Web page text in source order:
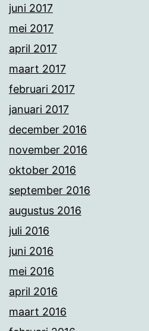
juni 2017
mei 2017
april 2017
maart 2017
februari 2017
januari 2017
december 2016
november 2016
oktober 2016
september 2016
augustus 2016
juli 2016
juni 2016
mei 2016
april 2016
maart 2016